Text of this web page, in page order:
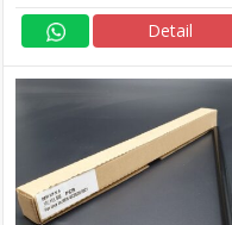
Detail